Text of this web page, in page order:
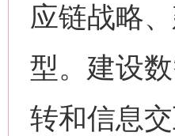
应链战略
型。建设
转和信息